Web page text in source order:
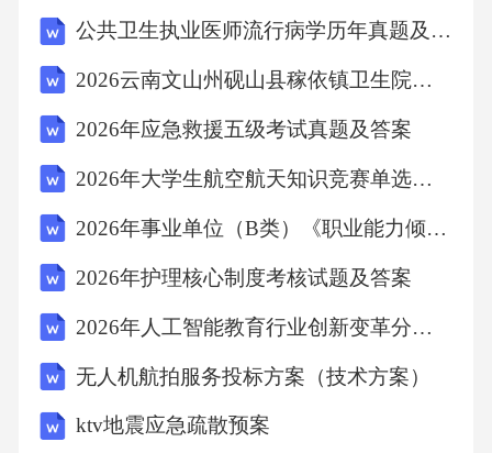
公共卫生执业医师流行病学历年真题及解析(2026年)
2026云南文山州砚山县稼依镇卫生院第四期招聘乡村医生4人笔试参考题
2026年应急救援五级考试真题及答案
2026年大学生航空航天知识竞赛单选题130题含答案
2026年事业单位（B类）《职业能力倾向测验》真题及答案解析
2026年护理核心制度考核试题及答案
2026年人工智能教育行业创新变革分析报告
无人机航拍服务投标方案（技术方案）
ktv地震应急疏散预案